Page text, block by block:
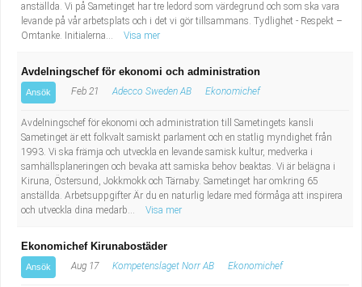
anställda. Vi på Sametinget har tre ledord som värdegrund och som ska vara
levande på vår arbetsplats och i det vi gör tillsammans. Tydlighet - Respekt –
Omtanke. Initialerna...
Visa mer
Avdelningschef för ekonomi och administration
Ansök Feb 21 Adecco Sweden AB Ekonomichef
Avdelningschef för ekonomi och administration till Sametingets kansli
Sametinget är ett folkvalt samiskt parlament och en statlig myndighet från
1993. Vi ska främja och utveckla en levande samisk kultur, medverka i
samhällsplaneringen och bevaka att samiska behov beaktas. Vi är belägna i
Kiruna, Östersund, Jokkmokk och Tärnaby. Sametinget har omkring 65
anställda. Arbetsuppgifter Är du en naturlig ledare med förmåga att inspirera
och utveckla dina medarb...
Visa mer
Ekonomichef Kirunabostäder
Ansök Aug 17 Kompetenslaget Norr AB Ekonomichef